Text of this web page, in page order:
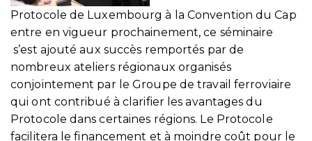
Protocole de Luxembourg à la Convention du Cap
entre en vigueur prochainement, ce séminaire
s’est ajouté aux succès remportés par de
nombreux ateliers régionaux organisés
conjointement par le Groupe de travail ferroviaire
qui ont contribué à clarifier les avantages du
Protocole dans certaines régions. Le Protocole
facilitera le financement et à moindre coût pour le